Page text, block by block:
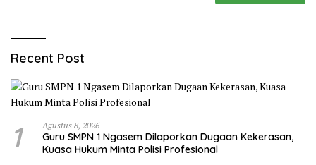
Recent Post
1 Agustus 8, 2026
Guru SMPN 1 Ngasem Dilaporkan Dugaan Kekerasan,
Kuasa Hukum Minta Polisi Profesional